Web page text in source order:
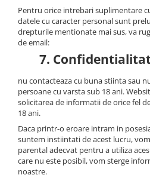
Pentru orice intrebari suplimentare
datele cu caracter personal sunt
drepturile mentionate mai sus, va
de email:
7.
nu contacteaza cu buna stiinta sau
persoane cu varsta sub 18 ani.
solicitarea de informatii de orice fel
18 ani.
Daca printr-o eroare intram in
suntem instiintati de acest lucru,
parental adecvat pentru a utiliza
care nu este posibil, vom sterge
noastre.